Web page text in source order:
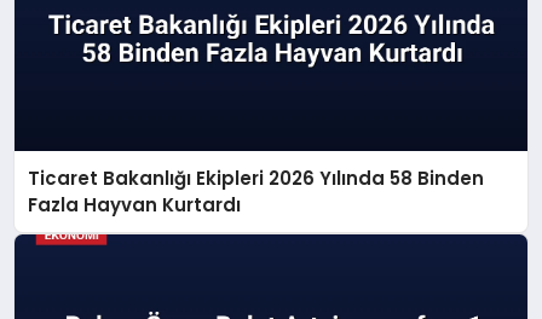
Ticaret Bakanlığı Ekipleri 2026 Yılında 58 Binden
Fazla Hayvan Kurtardı